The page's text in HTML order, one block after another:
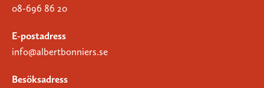
08-696 86 20
E-postadress
info@albertbonniers.se
Besöksadress